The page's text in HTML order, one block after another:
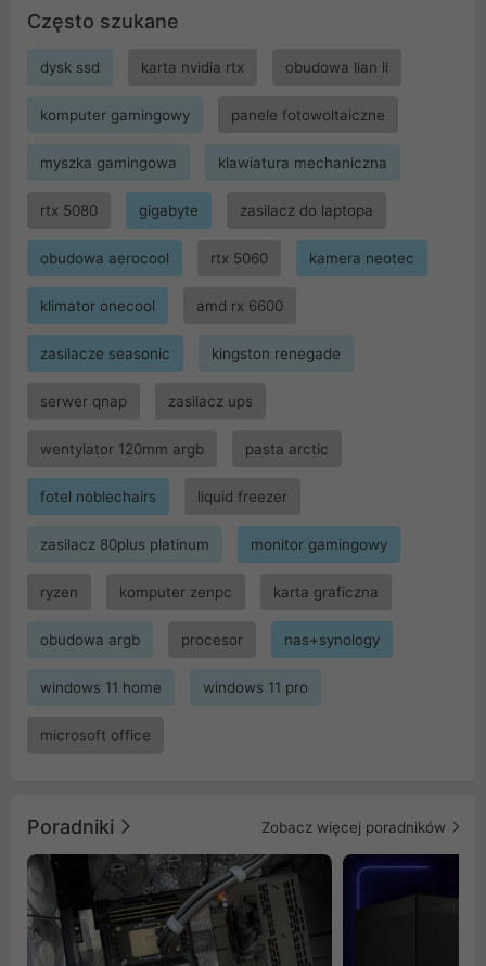
Często szukane
dysk ssd karta nvidia rtx obudowa lian li
komputer gamingowy panele fotowoltaiczne
myszka gamingowa klawiatura mechaniczna
rtx 5080 gigabyte zasilacz do laptopa
obudowa aerocool rtx 5060 kamera neotec
klimator onecool amd rx 6600
zasilacze seasonic kingston renegade
serwer qnap zasilacz ups
wentylator 120mm argb pasta arctic
fotel noblechairs liquid freezer
zasilacz 80plus platinum monitor gamingowy
ryzen komputer zenpc karta graficzna
obudowa argb procesor nas+synology
windows 11 home windows 11 pro
microsoft office
Poradniki Zobacz więcej poradników